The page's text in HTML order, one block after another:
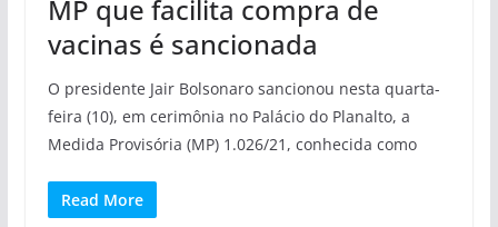
MP que facilita compra de
vacinas é sancionada
O presidente Jair Bolsonaro sancionou nesta quarta-
feira (10), em cerimônia no Palácio do Planalto, a
Medida Provisória (MP) 1.026/21, conhecida como
Read More